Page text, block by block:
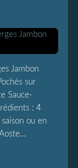
Jambon
sur
Sauce-
: 4
ou en